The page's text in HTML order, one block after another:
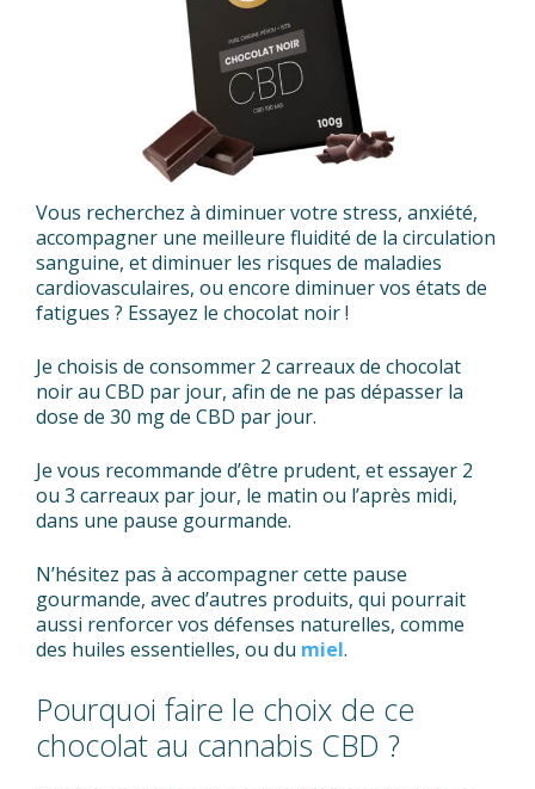
Vous recherchez à diminuer votre stress, anxiété,
accompagner une meilleure fluidité de la circulation
sanguine, et diminuer les risques de maladies
cardiovasculaires, ou encore diminuer vos états de
fatigues ? Essayez le chocolat noir !
Je choisis de consommer 2 carreaux de chocolat
noir au CBD par jour, afin de ne pas dépasser la
dose de 30 mg de CBD par jour.
Je vous recommande d’être prudent, et essayer 2
ou 3 carreaux par jour, le matin ou l’après midi,
dans une pause gourmande.
N’hésitez pas à accompagner cette pause
gourmande, avec d’autres produits, qui pourrait
aussi renforcer vos défenses naturelles, comme
des huiles essentielles, ou du miel.
Pourquoi faire le choix de ce
chocolat au cannabis CBD ?